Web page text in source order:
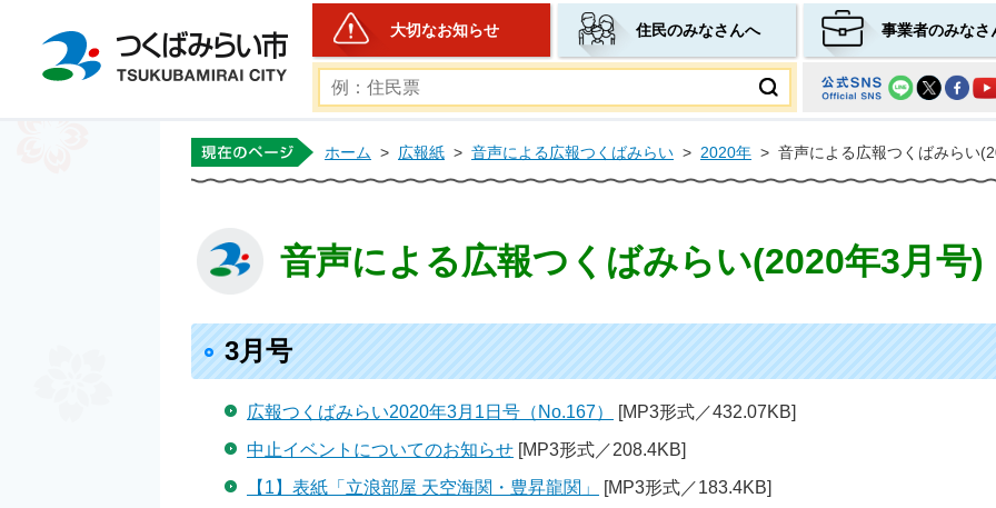
つくばみらい市公式ホームページ
大切なお知らせ 住民のみなさんへ 事業者のみなさ
ホーム > 広報紙 > 音声による広報つくばみらい > 2020年 > 音声による広報つくばみらい
音声による広報つくばみらい(2020年3月号)
3月号
広報つくばみらい2020年3月1日号（No.167）
[MP3形式／432.07KB]
中止イベントについてのお知らせ [MP3形式／208.4KB]
【1】表紙「立浪部屋 天空海関・豊昇龍関」
[MP3形式／183.4KB]